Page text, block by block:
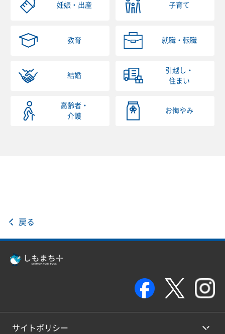
妊娠・出産 子育て
教育 就職・転職
結婚
引越し・
住まい
高齢者・
介護
お悔やみ
戻る
サイトポリシー